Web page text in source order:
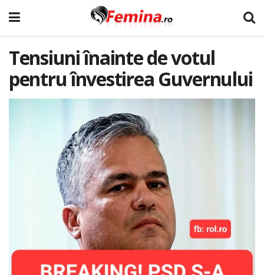
Tensiuni înainte de votul
pentru învestirea Guvernului